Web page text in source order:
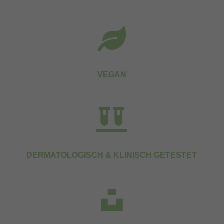

VEGAN

DERMATOLOGISCH & KLINISCH GETESTET

Cookie-Informationen anzeigen